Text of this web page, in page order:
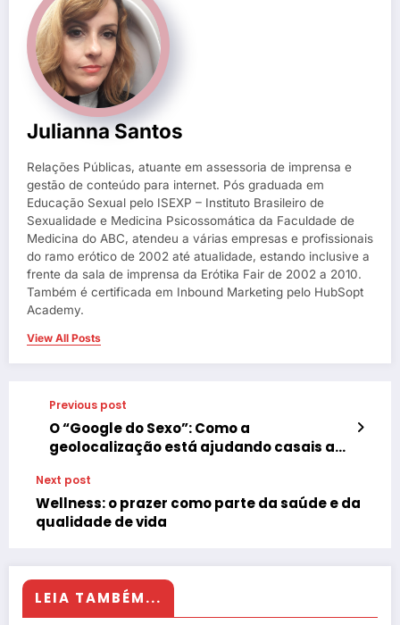
Julianna Santos
Relações Públicas, atuante em assessoria de imprensa e
gestão de conteúdo para internet. Pós graduada em
Educação Sexual pelo ISEXP – Instituto Brasileiro de
Sexualidade e Medicina Psicossomática da Faculdade de
Medicina do ABC, atendeu a várias empresas e profissionais
do ramo erótico de 2002 até atualidade, estando inclusive a
frente da sala de imprensa da Erótika Fair de 2002 a 2010.
Também é certificada em Inbound Marketing pelo HubSopt
Academy.
View All Posts
Previous post
O “Google do Sexo”: Como a
geolocalização está ajudando casais a
Next post
Wellness: o prazer como parte da saúde e da
qualidade de vida
LEIA TAMBÉM...